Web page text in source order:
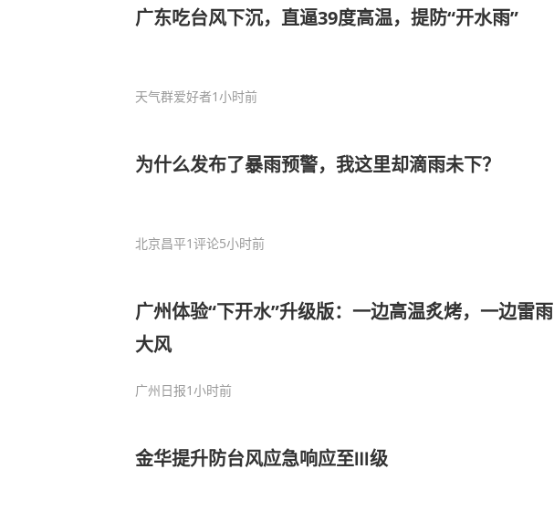
广东吃台风下沉，直逼39度高温，提防“开水雨”
天气群爱好者1小时前
为什么发布了暴雨预警，我这里却滴雨未下？
北京昌平1评论5小时前
广州体验“下开水”升级版：一边高温炙烤，一边雷雨
大风
广州日报1小时前
金华提升防台风应急响应至Ⅲ级